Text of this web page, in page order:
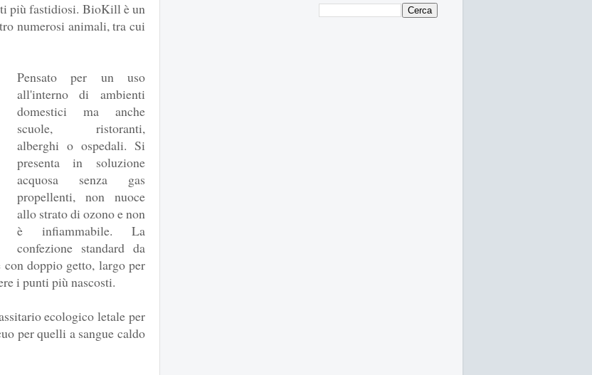
più fastidiosi. BioKill è un
numerosi animali, tra cui
Pensato per un uso
all'interno di ambienti
domestici ma anche
scuole, ristoranti,
alberghi o ospedali. Si
presenta in soluzione
acquosa senza gas
propellenti, non nuoce
allo strato di ozono e non
è infiammabile. La
confezione standard da
doppio getto, largo per
i punti più nascosti.
ecologico letale per
per quelli a sangue caldo